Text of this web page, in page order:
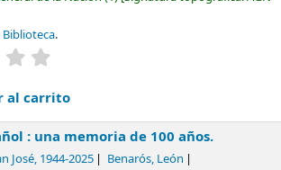
Biblioteca.
al carrito
: una memoria de 100 años.
José, 1944-2025
Benarós, León